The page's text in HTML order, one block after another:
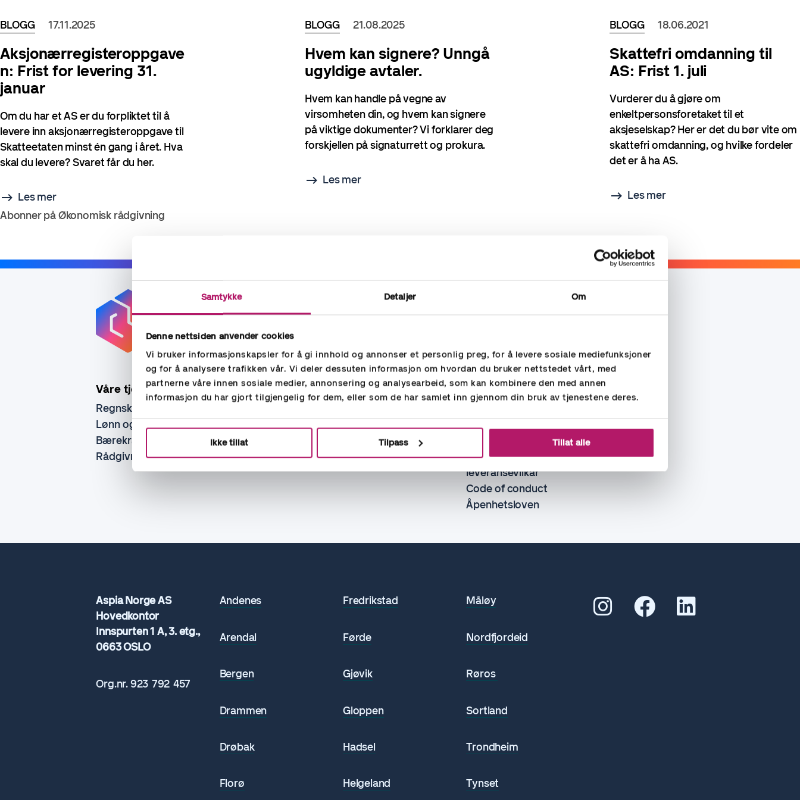
Samtykke Detaljer Om
Denne nettsiden anvender cookies
Vi bruker informasjonskapsler for å gi innhold og annonser et personlig preg, for å levere sosiale mediefunksjoner
og for å analysere trafikken vår. Vi deler dessuten informasjon om hvordan du bruker nettstedet vårt, med
partnerne våre innen sosiale medier, annonsering og analysearbeid, som kan kombinere den med annen
informasjon du har gjort tilgjengelig for dem, eller som de har samlet inn gjennom din bruk av tjenestene deres.
Ikke tillat Tilpass Tillat alle
BLOGG 17.11.2025
Aksjonærregisteroppgave
n: Frist for levering 31.
januar
Om du har et AS er du forpliktet til å
levere inn aksjonærregisteroppgave til
Skatteetaten minst én gang i året. Hva
skal du levere? Svaret får du her.
Les mer
BLOGG 21.08.2025
Hvem kan signere? Unngå
ugyldige avtaler.
Hvem kan handle på vegne av
virsomheten din, og hvem kan signere
på viktige dokumenter? Vi forklarer deg
forskjellen på signaturrett og prokura.
Les mer
BLOGG 18.06.2021
Skattefri omdanning til
AS: Frist 1. juli
Vurderer du å gjøre om
enkeltpersonsforetaket til et
aksjeselskap? Her er det du bør vite om
skattefri omdanning, og hvilke fordeler
det er å ha AS.
Les mer
Abonner på Økonomisk rådgivning
Våre tjenester
Regnskap
Lønn og personal
Bærekraft
Rådgivning
Kontakt oss
Kontaktskjema
Få nyhetsbrev
Om oss
Privacy Statement
Standard
leveransevilkår
Code of conduct
Åpenhetsloven
Aspia Norge AS
Hovedkontor
Innspurten 1 A, 3. etg.,
0663 OSLO
Org.nr.923 792 457
Andenes
Arendal
Bergen
Drammen
Drøbak
Florø
Fredrikstad
Førde
Gjøvik
Gloppen
Hadsel
Helgeland
Måløy
Nordfjordeid
Røros
Sortland
Trondheim
Tynset